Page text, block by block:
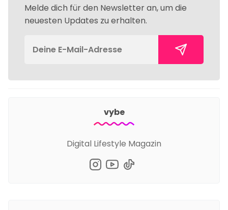
Melde dich für den Newsletter an, um die
neuesten Updates zu erhalten.
vybe
Digital Lifestyle Magazin